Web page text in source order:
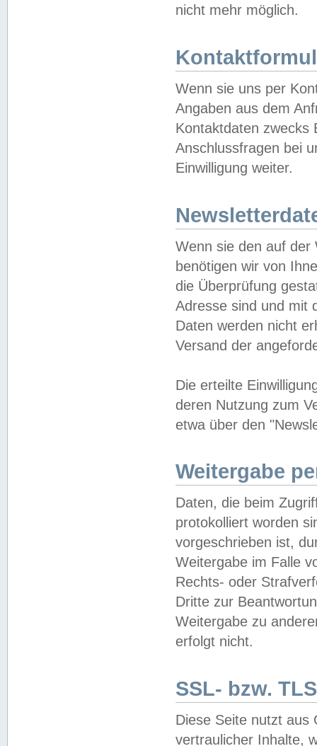
nicht mehr möglich.
Wenn sie uns per
Angaben aus dem
Kontaktdaten zwecks
Anschlussfragen bei
Einwilligung weiter.
Wenn sie den auf der
benötigen wir von
die Überprüfung
Adresse sind und mit
Daten werden nicht
Versand der
Die erteilte
deren Nutzung zum
etwa über den
Weitergabe
Daten, die beim
protokolliert worden
vorgeschrieben ist,
Weitergabe im Falle
Rechts- oder
Dritte zur
Weitergabe zu
erfolgt nicht.
SSL- bzw.
Diese Seite nutzt aus
vertraulicher Inhalte,